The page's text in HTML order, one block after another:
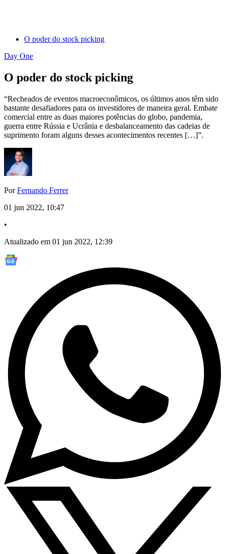
O poder do stock picking
Day One
O poder do stock picking
“Recheados de eventos macroeconômicos, os últimos anos têm sido
bastante desafiadores para os investidores de maneira geral. Embate
comercial entre as duas maiores potências do globo, pandemia,
guerra entre Rússia e Ucrânia e desbalanceamento das cadeias de
suprimento foram alguns desses acontecimentos recentes […]”.
PorFernando Ferrer
01 jun 2022, 10:47
•
Atualizado em 01 jun 2022, 12:39